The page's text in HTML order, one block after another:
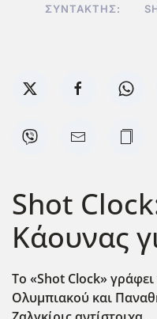
ΣΥΝΤΆΚΤΗΣ:
Shot
Κάουνας
Το «Shot Clock» γράφει
Ολυμπιακού και